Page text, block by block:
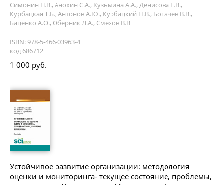
Симонин П.В., Анохин С.А., Кузьмина А.А., Денисова Е.В.,
Курбацкая Т.Б., Антонов А.Ю., Курбацкий Н.В., Богачев В.В.,
Баценко А.О., Оберник Л.А., Смехов В.В
ISBN: 978-5-466-03963-4
код 686712
1 000 руб.
Устойчивое развитие организации: методология
оценки и мониторинга- текущее состояние, проблемы,